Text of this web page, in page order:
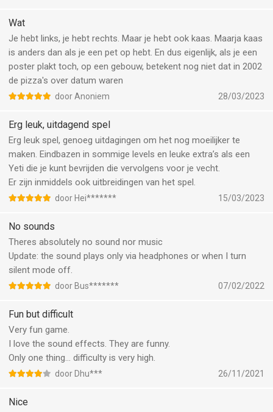
Wat
Je hebt links, je hebt rechts. Maar je hebt ook kaas. Maarja kaas
is anders dan als je een pet op hebt. En dus eigenlijk, als je een
poster plakt toch, op een gebouw, betekent nog niet dat in 2002
de pizza's over datum waren
door Anoniem 28/03/2023
Erg leuk, uitdagend spel
Erg leuk spel, genoeg uitdagingen om het nog moeilijker te
maken. Eindbazen in sommige levels en leuke extra’s als een
Yeti die je kunt bevrijden die vervolgens voor je vecht.
Er zijn inmiddels ook uitbreidingen van het spel.
door Hei******* 15/03/2023
No sounds
Theres absolutely no sound nor music
Update: the sound plays only via headphones or when I turn
silent mode off.
door Bus******* 07/02/2022
Fun but difficult
Very fun game.
I love the sound effects. They are funny.
Only one thing… difficulty is very high.
door Dhu*** 26/11/2021
Nice